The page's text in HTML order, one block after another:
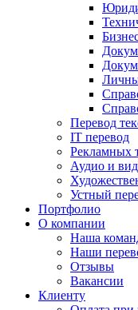
Перевод
IT перевод
Рекламных
Аудио и
Устный
Портфолио
О компании
Наша
Наши
Отзывы
Вакансии
Клиенту